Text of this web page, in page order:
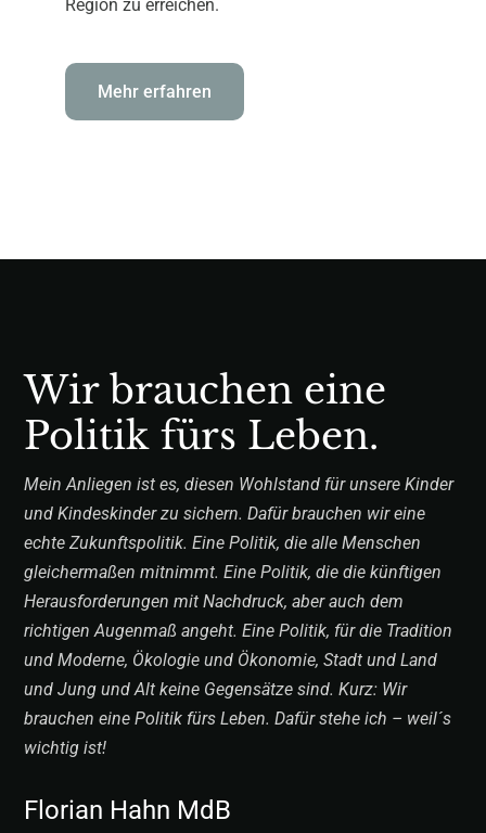
Region zu erreichen.
Mehr erfahren
Wir brauchen eine
Politik fürs Leben.
Mein Anliegen ist es, diesen Wohlstand für unsere Kinder
und Kindeskinder zu sichern. Dafür brauchen wir eine
echte Zukunftspolitik. Eine Politik, die alle Menschen
gleichermaßen mitnimmt. Eine Politik, die die künftigen
Herausforderungen mit Nachdruck, aber auch dem
richtigen Augenmaß angeht. Eine Politik, für die Tradition
und Moderne, Ökologie und Ökonomie, Stadt und Land
und Jung und Alt keine Gegensätze sind. Kurz: Wir
brauchen eine Politik fürs Leben. Dafür stehe ich – weil´s
wichtig ist!
Florian Hahn MdB